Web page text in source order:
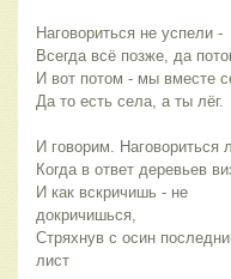
Наговориться не успели -
Всегда всё позже, да
И вот потом - мы вместе
Да то есть села, а ты лёг.
И говорим. Наговориться
Когда в ответ деревьев
И как вскричишь - не
докричишься,
Стряхнув с осин
лист